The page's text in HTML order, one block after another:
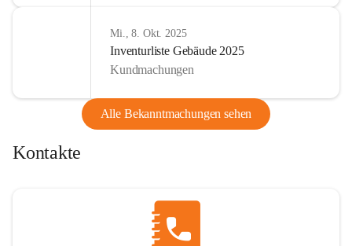
Mi., 8. Okt. 2025
Inventurliste Gebäude 2025
Kundmachungen
Alle Bekanntmachungen sehen
Kontakte